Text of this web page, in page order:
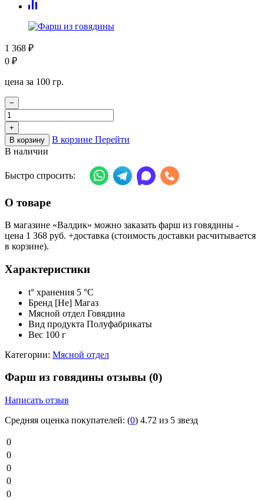
1 368 ₽
0 ₽
цена за 100 гр.
−
+
В корзину
В корзине Перейти
В наличии
Быстро спросить:
О товаре
В магазине «Валдик» можно заказать фарш из говядины -
цена 1 368 руб. +доставка (стоимость доставки расчитывается
в корзине).
Характеристики
t° хранения 5 °C
Бренд [Не] Магаз
Мясной отдел Говядина
Вид продукта Полуфабрикаты
Вес 100 г
Категории: Мясной отдел
Фарш из говядины отзывы (0)
Написать отзыв
Средняя оценка покупателей: (0) 4.72 из 5 звезд
0
0
0
0
0